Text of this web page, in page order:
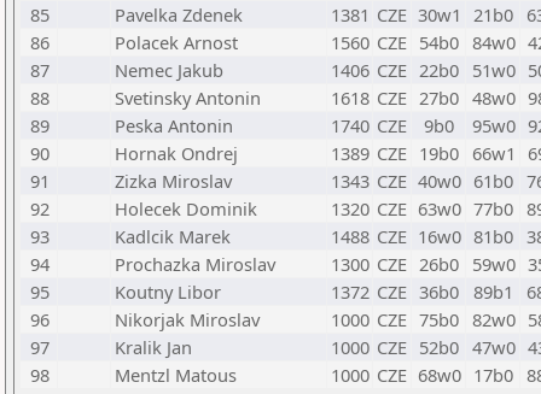
85
Pavelka Zdenek 1381 CZE 30w1 21b0
86
Polacek Arnost 1560 CZE 54b0 84w0
87
Nemec Jakub 1406 CZE 22b0 51w0
88
Svetinsky Antonin 1618 CZE 27b0 48w0
89
Peska Antonin 1740 CZE 9b0 95w0
90
Hornak Ondrej 1389 CZE 19b0 66w1
91
Zizka Miroslav 1343 CZE 40w0 61b0
92
Holecek Dominik 1320 CZE 63w0 77b0
93
Kadlcik Marek 1488 CZE 16w0 81b0
94
Prochazka Miroslav 1300 CZE 26b0 59w0
95
Koutny Libor 1372 CZE 36b0 89b1
96
Nikorjak Miroslav 1000 CZE 75b0 82w0
97
Kralik Jan 1000 CZE 52b0 47w0
98
Mentzl Matous 1000 CZE 68w0 17b0